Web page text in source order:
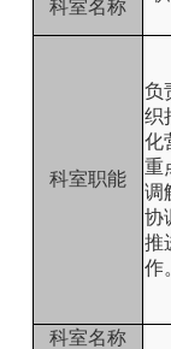
科室名称
科室职能
负
织
化
重
调
协
推
作
科室名称